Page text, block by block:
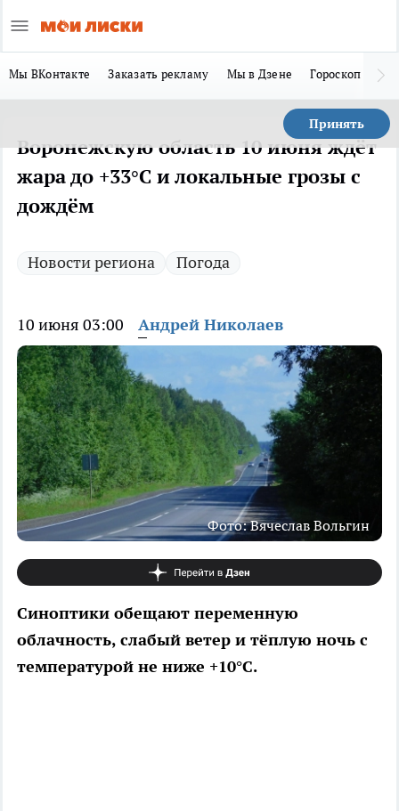
Мы ВКонтакте Заказать рекламу Мы в Дзене Гороскоп
Принять
Воронежскую область 10 июня ждёт
жара до +33°C и локальные грозы с
дождём
Новости региона Погода
10 июня 03:00 Андрей Николаев
Фото: Вячеслав Вольгин
Синоптики обещают переменную
облачность, слабый ветер и тёплую ночь с
температурой не ниже +10°C.